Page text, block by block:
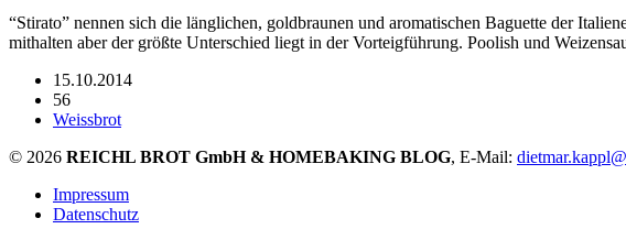
“Stirato” nennen sich die länglichen, goldbraunen und aromatischen Baguette der
mithalten aber der größte Unterschied liegt in der Vorteigführung. Poolish und
15.10.2014
56
Weissbrot
© 2026 REICHL BROT GmbH & HOMEBAKING BLOG, E-Mail:
Impressum
Datenschutz